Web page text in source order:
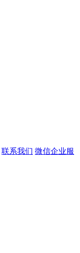
联系我们 微信企业服